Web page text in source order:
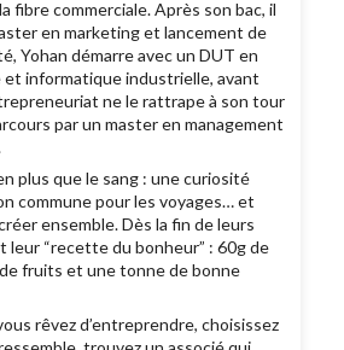
fibre commerciale. Après son bac, il
en marketing et lancement de
Yohan démarre avec un DUT en
informatique industrielle, avant
ne le rattrape à son tour
par un master en management
plus que le sang : une curiosité
commune pour les voyages… et
ensemble. Dès la fin de leurs
leur “recette du bonheur” : 60g de
fruits et une tonne de bonne
rêvez d’entreprendre, choisissez